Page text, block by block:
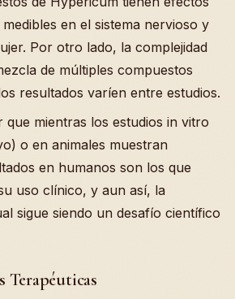
en el sistema nervioso y
Por otro lado, la complejidad
de múltiples compuestos
resultados varíen entre estudios.
que mientras los estudios in vitro
o en animales muestran
en humanos son los que
uso clínico, y aun así, la
sigue siendo un desafío científico
Terapéuticas